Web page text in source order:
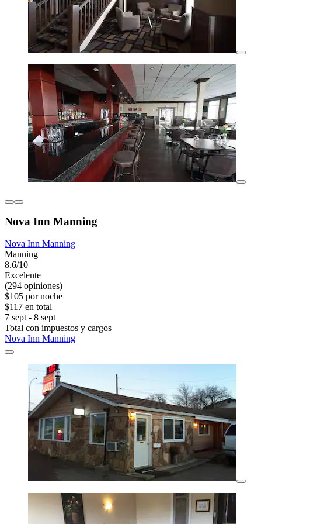
Nova Inn Manning
Nova Inn Manning
Manning
8.6/10
Excelente
(294 opiniones)
$105 por noche
$117 en total
7 sept - 8 sept
Total con impuestos y cargos
Nova Inn Manning